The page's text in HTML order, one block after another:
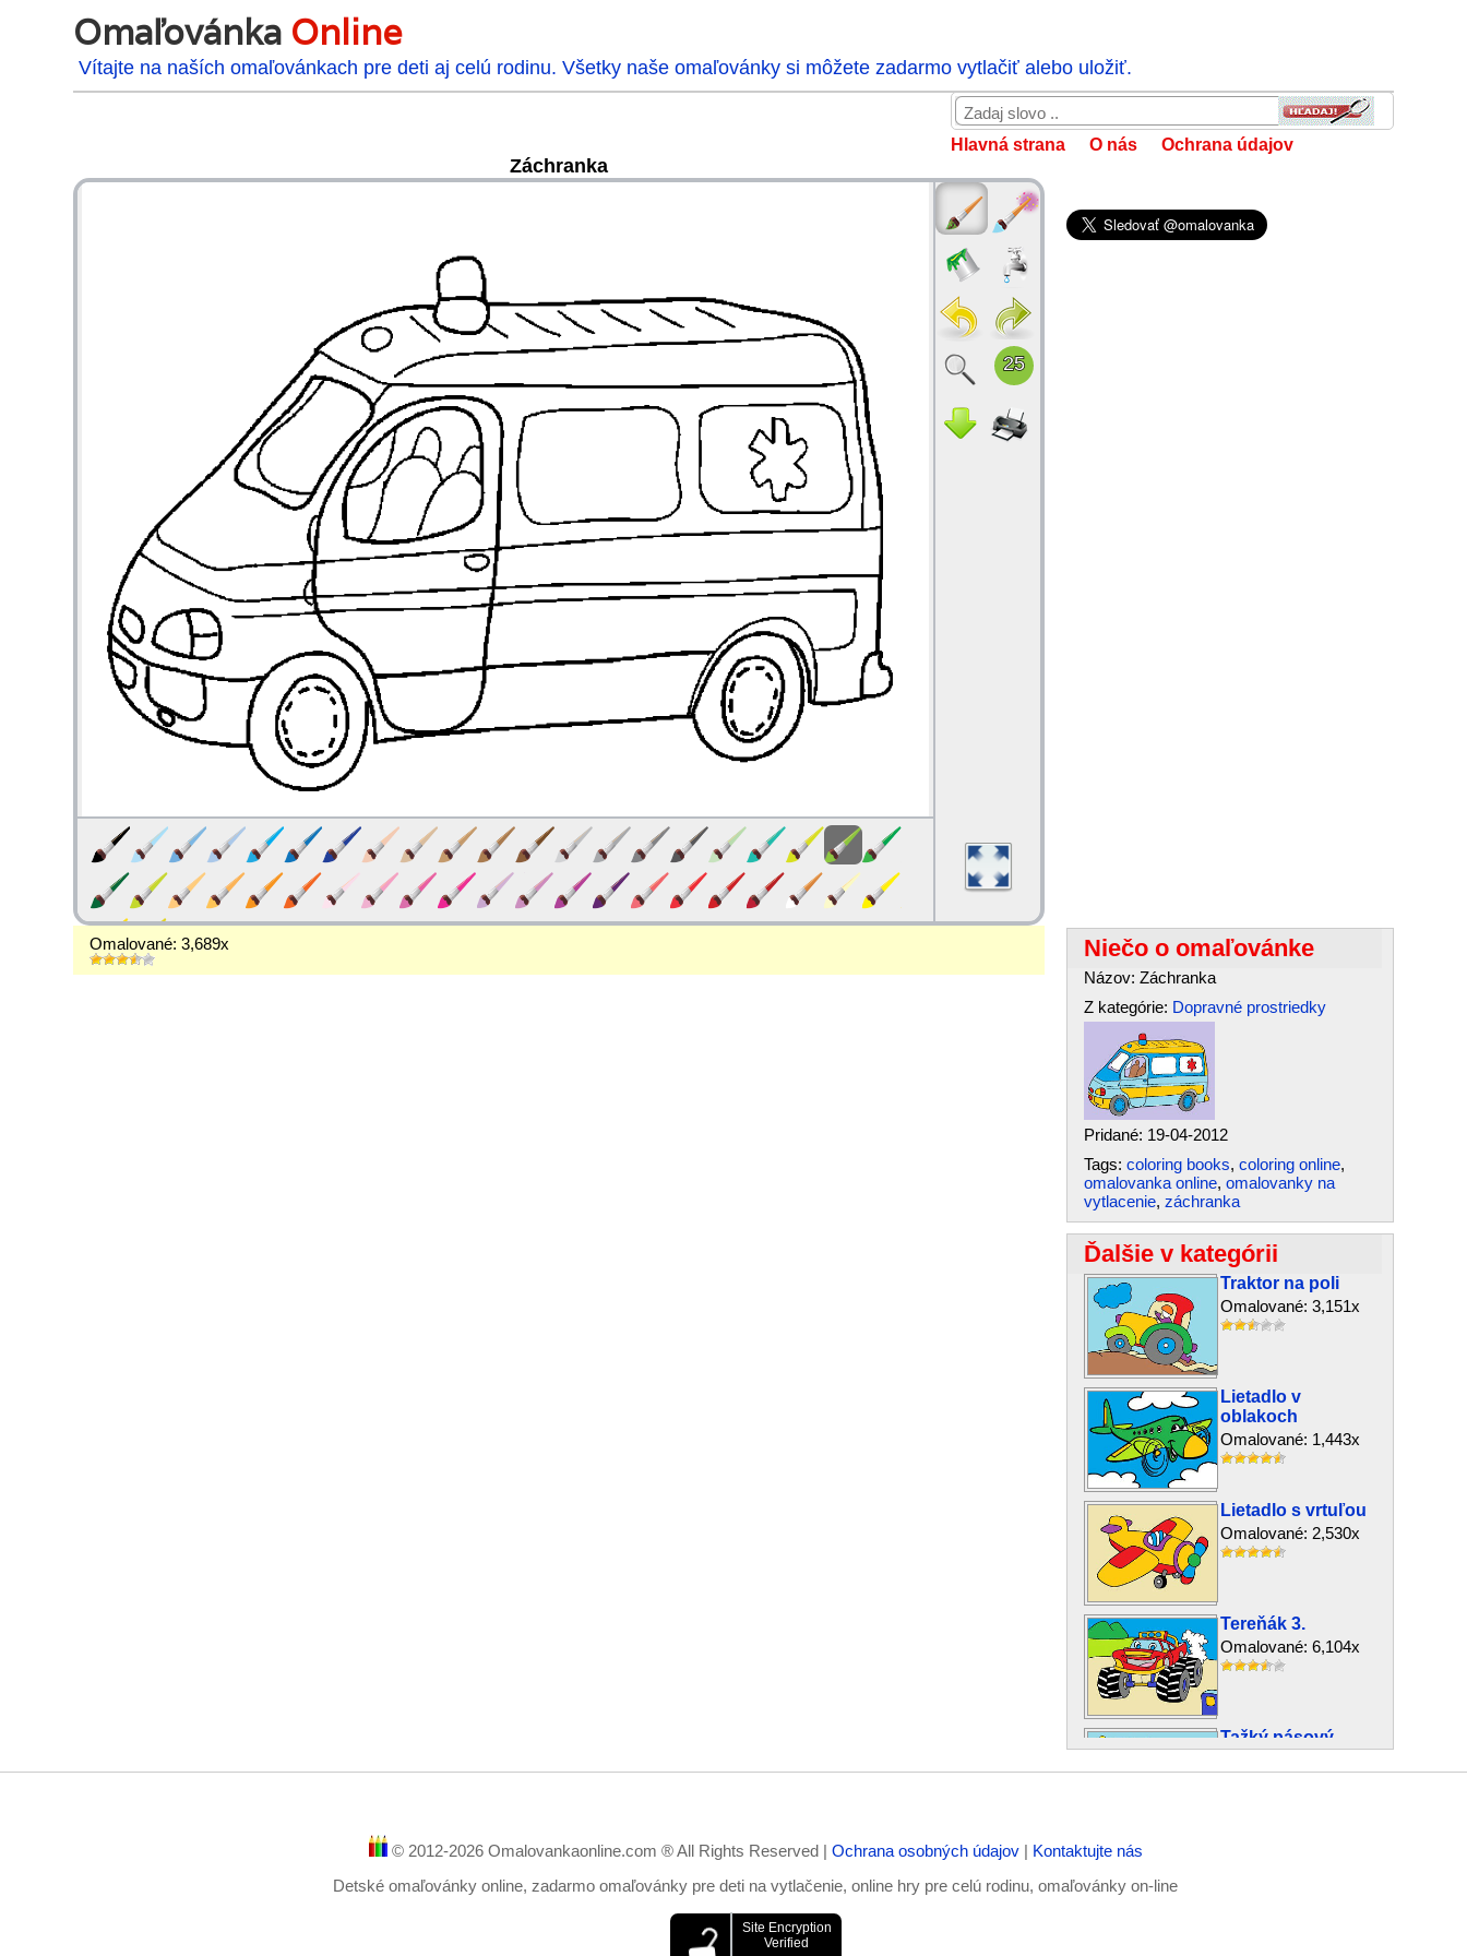
Omaľovánka Online
Vítajte na naších omaľovánkach pre deti aj celú rodinu. Všetky naše omaľovánky si môžete zadarmo vytlačiť alebo uložiť.
Hlavná strana O nás Ochrana údajov
Záchranka
Omalované: 3,689x Niečo o omaľovánke
Názov: Záchranka
Z kategórie: Dopravné prostriedky
Pridané: 19-04-2012
Tags: coloring books, coloring online,
omalovanka online, omalovanky na
vytlacenie, záchranka
Ďalšie v kategórii
Traktor na poli
Omalované: 3,151x
Lietadlo v
oblakoch
Omalované: 1,443x
Lietadlo s vrtuľou
Omalované: 2,530x
Tereňák 3.
Omalované: 6,104x
Tažký pásový
© 2012-2026 Omalovankaonline.com ® All Rights Reserved | Ochrana osobných údajov | Kontaktujte nás
Detské omaľovánky online, zadarmo omaľovánky pre deti na vytlačenie, online hry pre celú rodinu, omaľovánky on-line